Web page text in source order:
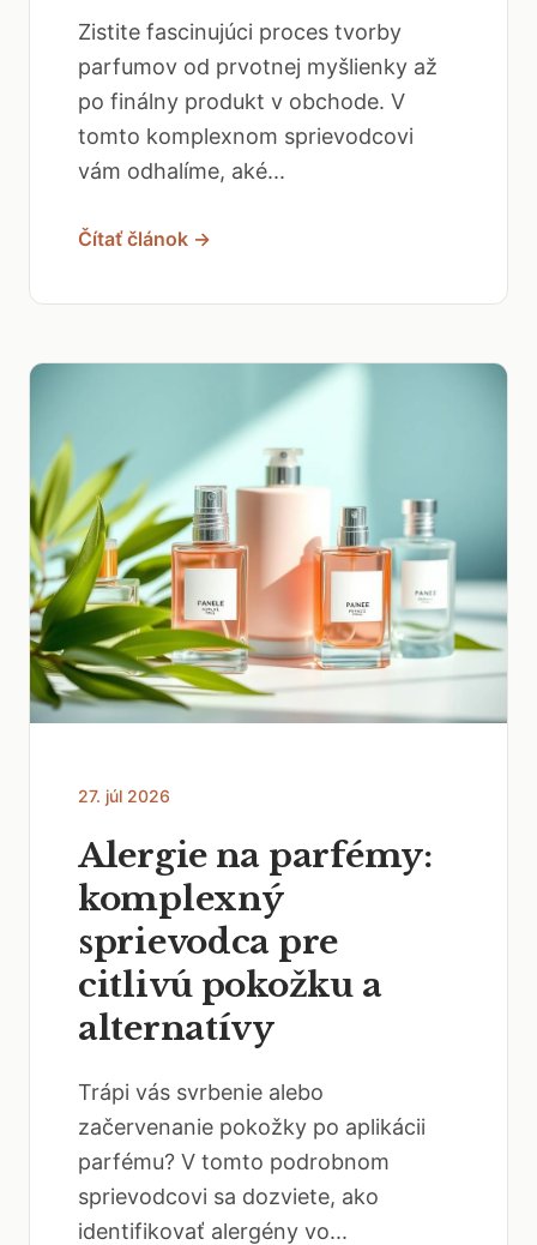
Zistite fascinujúci proces tvorby
parfumov od prvotnej myšlienky až
po finálny produkt v obchode. V
tomto komplexnom sprievodcovi
vám odhalíme, aké...
Čítať článok →
27. júl 2026
Alergie na parfémy:
komplexný
sprievodca pre
citlivú pokožku a
alternatívy
Trápi vás svrbenie alebo
začervenanie pokožky po aplikácii
parfému? V tomto podrobnom
sprievodcovi sa dozviete, ako
identifikovať alergény vo...